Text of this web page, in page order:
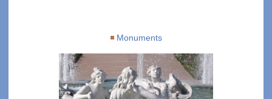
Monuments